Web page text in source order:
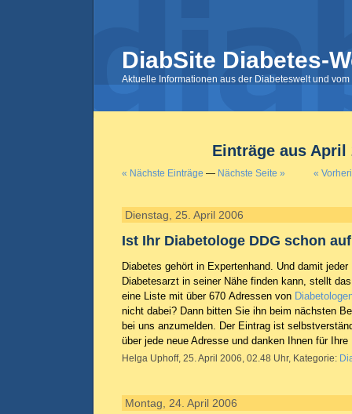
DiabSite Diabetes-
Aktuelle Informationen aus der Diabeteswelt und
Einträge aus April
« Nächste Einträge — Nächste Seite » «
Dienstag, 25. April 2006
Ist Ihr Diabetologe DDG schon
Diabetes gehört in Expertenhand. Und damit jeder
Diabetesarzt in seiner Nähe finden kann, stellt
eine Liste mit über 670 Adressen von
nicht dabei? Dann bitten Sie ihn beim nächsten
bei uns anzumelden. Der Eintrag ist
über jede neue Adresse und danken Ihnen für
Helga Uphoff, 25. April 2006, 02.48 Uhr, Kategorie:
Montag, 24. April 2006